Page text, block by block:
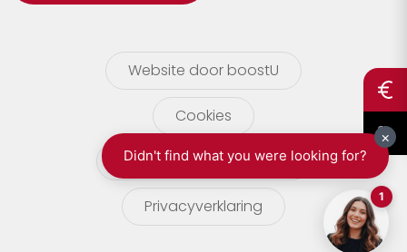
Zoersel
Website door boostU
Cookies
gebruikersvoorwaarden
Privacyverklaring